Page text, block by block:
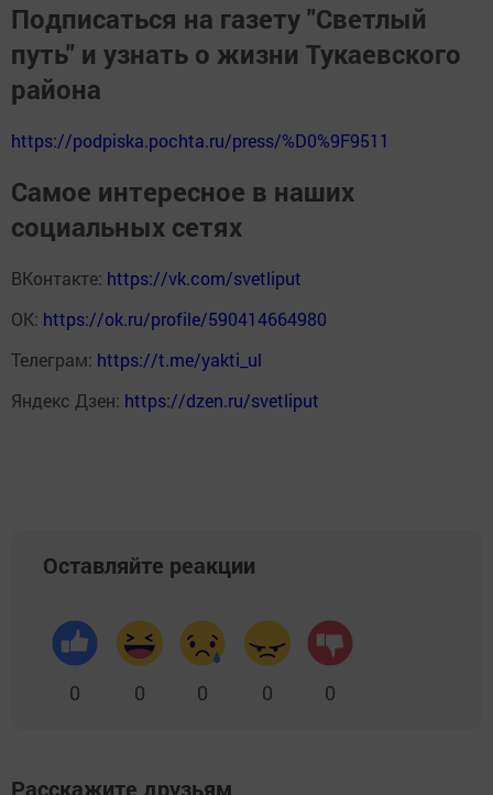
Подписаться на газету "Светлый
путь" и узнать о жизни Тукаевского
района
https://podpiska.pochta.ru/press/%D0%9F9511
Самое интересное в наших
социальных сетях
ВКонтакте: https://vk.com/svetliput
ОК: https://ok.ru/profile/590414664980
Телеграм: https://t.me/yakti_ul
Яндекс Дзен: https://dzen.ru/svetliput
Оставляйте реакции
0 0 0 0 0
Расскажите друзьям